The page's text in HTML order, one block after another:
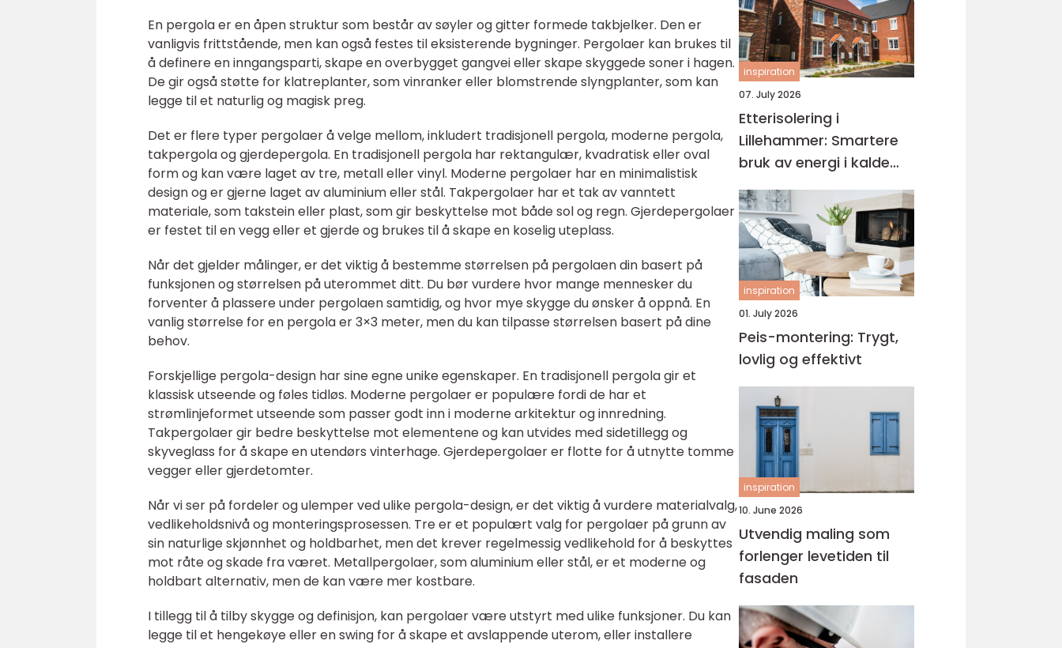
En pergola er en åpen struktur som består av søyler og gitter formede takbjelker. Den er
vanligvis frittstående, men kan også festes til eksisterende bygninger. Pergolaer kan brukes til
å definere en inngangsparti, skape en overbygget gangvei eller skape skyggede soner i hagen.
De gir også støtte for klatreplanter, som vinranker eller blomstrende slyngplanter, som kan
legge til et naturlig og magisk preg.
Det er flere typer pergolaer å velge mellom, inkludert tradisjonell pergola, moderne pergola,
takpergola og gjerdepergola. En tradisjonell pergola har rektangulær, kvadratisk eller oval
form og kan være laget av tre, metall eller vinyl. Moderne pergolaer har en minimalistisk
design og er gjerne laget av aluminium eller stål. Takpergolaer har et tak av vanntett
materiale, som takstein eller plast, som gir beskyttelse mot både sol og regn. Gjerdepergolaer
er festet til en vegg eller et gjerde og brukes til å skape en koselig uteplass.
Når det gjelder målinger, er det viktig å bestemme størrelsen på pergolaen din basert på
funksjonen og størrelsen på uterommet ditt. Du bør vurdere hvor mange mennesker du
forventer å plassere under pergolaen samtidig, og hvor mye skygge du ønsker å oppnå. En
vanlig størrelse for en pergola er 3×3 meter, men du kan tilpasse størrelsen basert på dine
behov.
Forskjellige pergola-design har sine egne unike egenskaper. En tradisjonell pergola gir et
klassisk utseende og føles tidløs. Moderne pergolaer er populære fordi de har et
strømlinjeformet utseende som passer godt inn i moderne arkitektur og innredning.
Takpergolaer gir bedre beskyttelse mot elementene og kan utvides med sidetillegg og
skyveglass for å skape en utendørs vinterhage. Gjerdepergolaer er flotte for å utnytte tomme
vegger eller gjerdetomter.
Når vi ser på fordeler og ulemper ved ulike pergola-design, er det viktig å vurdere materialvalg,
vedlikeholdsnivå og monteringsprosessen. Tre er et populært valg for pergolaer på grunn av
sin naturlige skjønnhet og holdbarhet, men det krever regelmessig vedlikehold for å beskyttes
mot råte og skade fra været. Metallpergolaer, som aluminium eller stål, er et moderne og
holdbart alternativ, men de kan være mer kostbare.
I tillegg til å tilby skygge og definisjon, kan pergolaer være utstyrt med ulike funksjoner. Du kan
legge til et hengekøye eller en swing for å skape et avslappende uterom, eller installere
inspiration
07. July 2026
Etterisolering i
Lillehammer: Smartere
bruk av energi i kalde
vintre
inspiration
01. July 2026
Peis-montering: Trygt,
lovlig og effektivt
inspiration
10. June 2026
Utvendig maling som
forlenger levetiden til
fasaden